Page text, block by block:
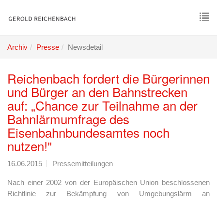
Archiv Presse Newsdetail
Reichenbach fordert die Bürgerinnen
und Bürger an den Bahnstrecken
auf: „Chance zur Teilnahme an der
Bahnlärmumfrage des
Eisenbahnbundesamtes noch
nutzen!"
16.06.2015 Pressemitteilungen
Nach einer 2002 von der Europäischen Union beschlossenen
Richtlinie zur Bekämpfung von Umgebungslärm an